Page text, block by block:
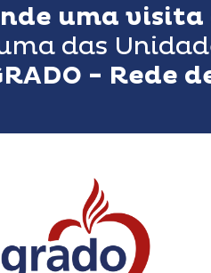
uma visita
das
- Rede